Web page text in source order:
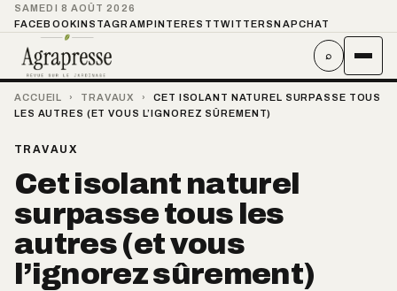
SAMEDI 8 AOÛT 2026
FACEBOOKINSTAGRAMPINTEREST TWITTER SNAPCHAT
⌕
ACCUEIL › TRAVAUX ›
CET ISOLANT NATUREL SURPASSE TOUS
LES AUTRES (ET VOUS L’IGNOREZ SÛREMENT)
TRAVAUX
Cet isolant naturel
surpasse tous les
autres (et vous
l’ignorez sûrement)